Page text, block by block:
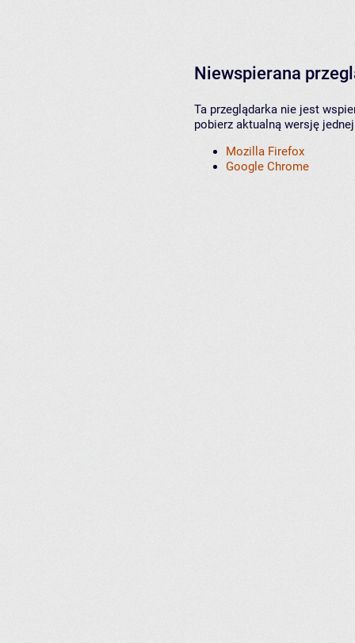
Niewspierana
Ta przeglądarka nie jest
pobierz aktualną wersję
Mozilla Firefox
Google Chrome